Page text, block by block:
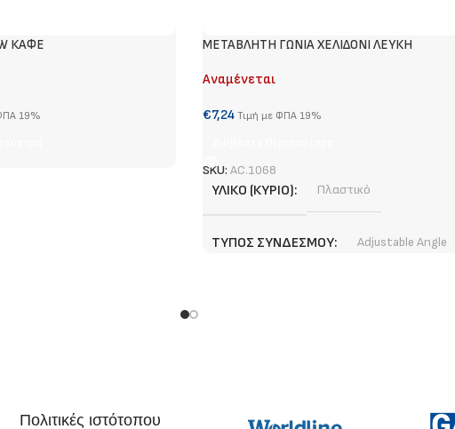
ΚΑΦΕ
19%
METABΛΗΤΗ ΓΩΝΙΑ ΧΕΛΙΔΟΝΙ ΛΕΥΚΗ
Αναμένεται
€7,24 Τιμή με ΦΠΑ 19%
SKU: AC.1068
ΥΛΙΚΌ (ΚΎΡΙΟ) Πλαστικό
ΤΎΠΟΣ ΣΥΝΔΈΣΜΟΥ Adjustable Angle
Πολιτικές ιστότοπου